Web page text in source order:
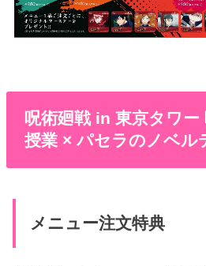
呪術廻戦 in 東京タワー
授業 × パセラのノベル
メニュー注文特典